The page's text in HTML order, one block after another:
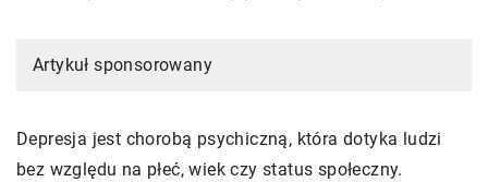
Artykuł sponsorowany
Depresja jest chorobą psychiczną, która dotyka ludzi
bez względu na płeć, wiek czy status społeczny.